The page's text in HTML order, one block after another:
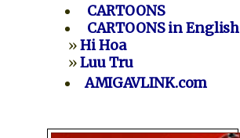
CARTOONS
CARTOONS in English
»Hi Hoa
»Luu Tru
AMIGAVLINK.com